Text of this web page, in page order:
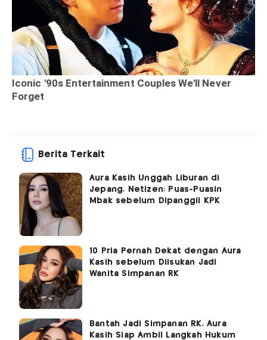
Berita Terkait
Aura Kasih Unggah Liburan di
Jepang, Netizen: Puas-Puasin
Mbak sebelum Dipanggil KPK
10 Pria Pernah Dekat dengan Aura
Kasih sebelum Diisukan Jadi
Wanita Simpanan RK
Bantah Jadi Simpanan RK, Aura
Kasih Siap Ambil Langkah Hukum